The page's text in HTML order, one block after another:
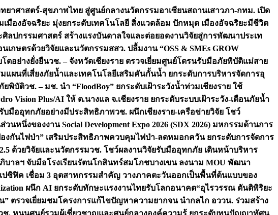
ทยาศาสตร์-สุขภาพไทย สู่ศูนย์กลางนวัตกรรมอาเซียนสถานเสาวภา-กทม. เปิด
เมืองอัจฉริยะ มุ่งยกระดับเทคโนโลยี สิ่งแวดล้อม ปักหมุด เมืองอัจฉริยะมีชีวิต
ปกรรมศาสตร์ สร้างแรงบันดาลใจและต่อยอดงานวิจัยสู่การพัฒนาประเท
เกษตรด้วยวิจัยและนวัตกรรมสสว. ปลื้มงาน “OSS & SMEs GROW
ตอย่างยั่งยืนวช. – จังหวัดเชียงราย ตรวจเยี่ยมศูนย์โดรนรับมือภัยพิบัติแม่สาย
แผนที่เสี่ยงภัยน้ำและเทคโนโลยีเสริมคันกั้นน้ำ ยกระดับการบริหารจัดการอุ
ยพิบัติวช. – มช. นำ “FloodBoy” ยกระดับเฝ้าระวังน้ำท่วมเชียงราย ใช้
Vision Plus/AI ให้ ต.นางแล จ.เชียงราย ยกระดับระบบเฝ้าระวัง-เตือนภัยน้ำ
บมืออุทกภัยอย่างมีประสิทธิภาพวช. ผนึกเชียงราย-เครือข่ายวิจัย โชว์
หนึ่งของงาน Social Development Expo 2026 (SDX 2026) มหกรรมด้านการ
งกันไฟป่า” เสริมประสิทธิภาพควบคุมไฟป่า-ลดหมอกควัน ยกระดับการจัดการ
ด้วยวิจัยและนวัตกรรมวช. โชว์ผลงานวิจัยรับมืออุทกภัย เดินหน้าบริหาร
บาลฯ จับมือโรงเรียนรัตนโกสินทร์สมโภชบางเขน ลงนาม MOU พัฒนา
ปซิฟิค เชื่อม 3 อุตสาหกรรมสำคัญ วางภาคตะวันออกเป็นพื้นที่ต้นแบบของ
ผนึก AI ยกระดับทักษะแรงงานไทยรับโลกอนาคต“อุไรวรรณ ตันติพิริยะ
” ตรวจเยี่ยมชมโครงการแก้ไขปัญหาความยากจน นำกลไก อววน. ร่วมสร้าง
วช. หนุนศูนย์รวมผู้เชี่ยวชาญและศูนย์กลางองค์ความรู้ ยกระดับทุนปัญญาทัศน